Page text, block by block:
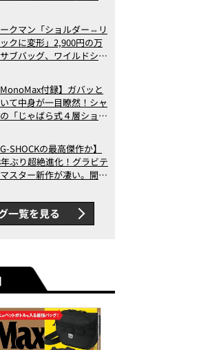
実力
クマン「ショルダー⇔リ
クに変形」2,900円の万
ブバッグ、ワイルドシン
ランキングベスト3】
年6月版）
MonoMax付録】ガバッと
て中身が一目瞭然！シャ
「じゃばら式４層ショル
！
G-SHOCKの最高傑作か】
ぶり超絶進化！グラビテ
スター新作が凄い。開発
ーブメントの衝撃
一覧を見る